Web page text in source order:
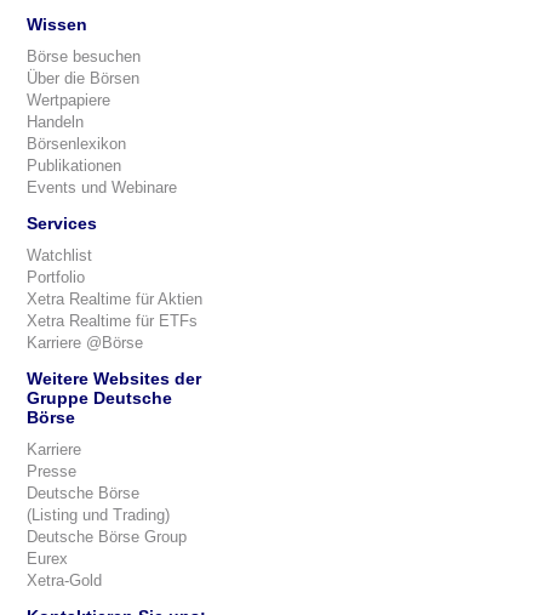
Wissen
Börse besuchen
Über die Börsen
Wertpapiere
Handeln
Börsenlexikon
Publikationen
Events und Webinare
Services
Watchlist
Portfolio
Xetra Realtime für Aktien
Xetra Realtime für ETFs
Karriere @Börse
Weitere Websites der
Gruppe Deutsche
Börse
Karriere
Presse
Deutsche Börse
(Listing und Trading)
Deutsche Börse Group
Eurex
Xetra-Gold